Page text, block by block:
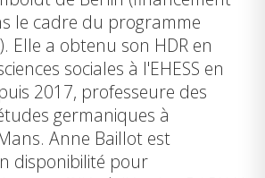
le cadre du programme
Elle a obtenu son HDR en
sociales à l'EHESS en
2017, professeure des
germaniques à
Anne Baillot est
disponibilité pour